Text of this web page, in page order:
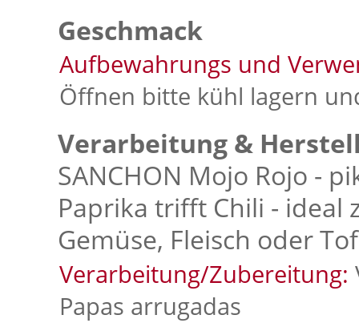
Geschmack
Aufbewahrungs und
Öffnen bitte kühl lagern
Verarbeitung &
SANCHON Mojo Rojo -
Paprika trifft Chili - ideal
Gemüse, Fleisch oder
Verarbeitung/Zubereitung:
Papas arrugadas